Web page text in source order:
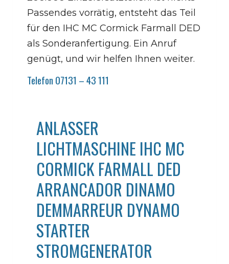
Passendes vorrätig, entsteht das Teil
für den IHC MC Cormick Farmall DED
als Sonderanfertigung. Ein Anruf
genügt, und wir helfen Ihnen weiter.
Telefon 07131 – 43 111
ANLASSER
LICHTMASCHINE IHC MC
CORMICK FARMALL DED
ARRANCADOR DINAMO
DEMMARREUR DYNAMO
STARTER
STROMGENERATOR